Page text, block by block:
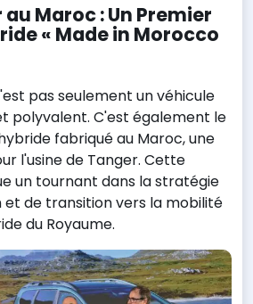
Maroc : Un Premier
« Made in Morocco
pas seulement un véhicule
polyvalent. C'est également le
fabriqué au Maroc, une
l'usine de Tanger. Cette
un tournant dans la stratégie
de transition vers la mobilité
du Royaume.